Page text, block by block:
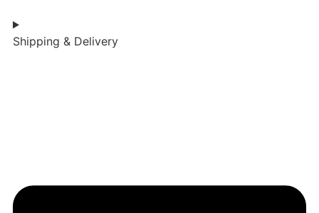
Shipping & Delivery